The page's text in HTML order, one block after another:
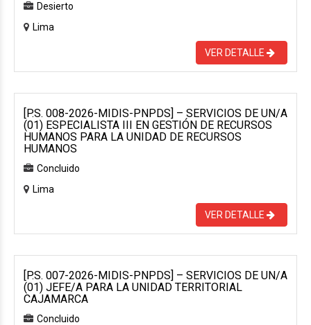
Desierto
Lima
VER DETALLE
[P.S. 008-2026-MIDIS-PNPDS] – SERVICIOS DE UN/A
(01) ESPECIALISTA III EN GESTIÓN DE RECURSOS
HUMANOS PARA LA UNIDAD DE RECURSOS
HUMANOS
Concluido
Lima
VER DETALLE
[P.S. 007-2026-MIDIS-PNPDS] – SERVICIOS DE UN/A
(01) JEFE/A PARA LA UNIDAD TERRITORIAL
CAJAMARCA
Concluido